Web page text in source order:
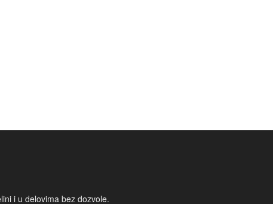
i u delovima bez dozvole.